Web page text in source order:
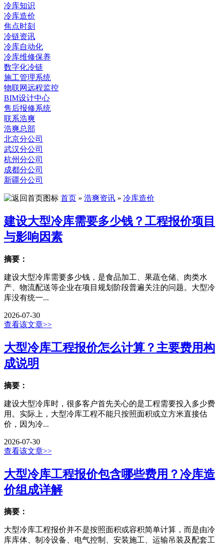
冷库知识
冷库造价
焦点时刻
冷链资讯
冷库自动化
冷库维修保养
数字化冷链
施工管理系统
物联网远程监控
BIM设计中心
售后报修系统
联系浩爽
浩爽总部
北京分公司
武汉分公司
杭州分公司
成都分公司
新疆分公司
首页 » 浩爽资讯 » 冷库造价
建设大型冷库需要多少钱？工程报价项目
与影响因素
摘要：
建设大型冷库需要多少钱，是食品加工、果蔬仓储、肉类水
产、物流配送等企业在项目规划阶段普遍关注的问题。大型冷
库没有统一...
2026-07-30
查看该文章>>
大型冷库工程报价怎么计算？主要费用构
成说明
摘要：
建设大型冷库时，很多客户首先关心的是工程需要投入多少费
用。实际上，大型冷库工程不能只按照面积或立方米直接估
价，因为冷...
2026-07-30
查看该文章>>
大型冷库工程报价包含哪些费用？冷库造
价组成详解
摘要：
大型冷库工程报价并不是按照面积或容积简单计算，而是由冷
库库体、制冷设备、电气控制、安装施工、运输吊装及配套工